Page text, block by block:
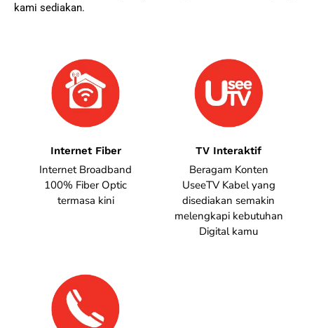
kami sediakan.
Internet Fiber
Internet Broadband
100% Fiber Optic
termasa kini
TV Interaktif
Beragam Konten
UseeTV Kabel yang
disediakan semakin
melengkapi kebutuhan
Digital kamu